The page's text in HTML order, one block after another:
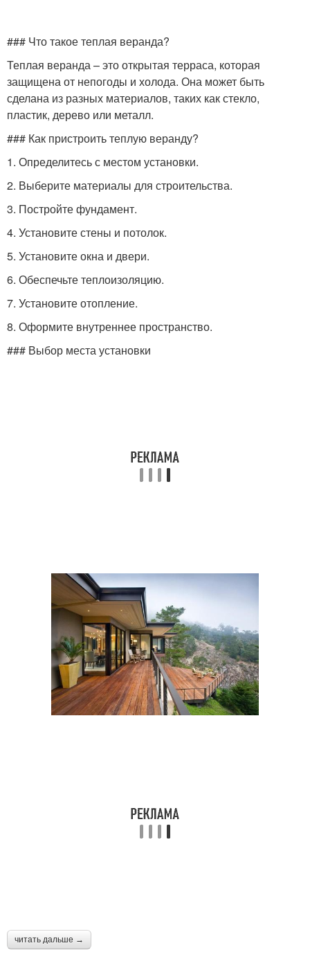
### Что такое теплая веранда?
Теплая веранда – это открытая терраса, которая
защищена от непогоды и холода. Она может быть
сделана из разных материалов, таких как стекло,
пластик, дерево или металл.
### Как пристроить теплую веранду?
1. Определитесь с местом установки.
2. Выберите материалы для строительства.
3. Постройте фундамент.
4. Установите стены и потолок.
5. Установите окна и двери.
6. Обеспечьте теплоизоляцию.
7. Установите отопление.
8. Оформите внутреннее пространство.
### Выбор места установки
читать дальше →